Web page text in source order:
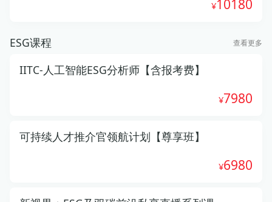
10180
ESG课程 查看更多
IITC-人工智能ESG分析师【含报考费】
7980
可持续人才推介官领航计划【尊享班】
6980